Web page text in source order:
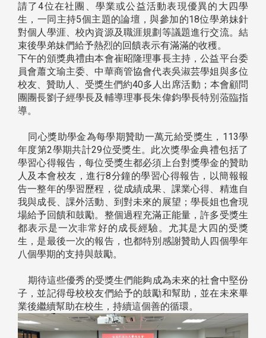
請了4位在社團、學業或公益活動表現優異的大四學
生，一同主持5個主題的論壇，與參加的18位學弟妹針
對個人學涯、校內資源及職涯規劃等議題進行交流。結
束後學弟妹們給予熱烈的回饋表示有滿滿的收穫。
下午的頒獎典禮由本會崔昭隆理事長主持，公益平台委
員會蕭文瑜主委、中華商管協會代表吳淑芸學姐與多位
校友、贊助人、受獎生們約40多人出席活動；本會顧問
團團長劉子經學長及輔導理事長朱偉鈞學長特別蒞臨指
導。
同心獎助學金為每學期贊助一萬元給受獎生，113學
年度第2學期共計29位受獎生。此次獎學金典禮包括了
學習心得報告，每位受獎生都必須上台對獎學金的贊助
人及本會校友，進行8分鐘的學習心得報告，以簡報報
告一整年的學習歷程，從成績成果、課業心得、精進自
我與成長、課外活動、到對未來的展望；學長姐也會現
場給予回饋和鼓勵。整個過程充滿正能量，許多受獎生
都表示是一次非常好的成長經驗。尤其是大四的受獎
生，是最後一次的報告，也都特別感謝贊助人四個學年
八個學期的支持與鼓勵。
期待這些優秀的受獎生們能夠成為未來的社會中堅份
子，並記得母校校友們給予的鼓勵和幫助，並在未來畢
業後繼續幫助在校生，持續這個善的循環。